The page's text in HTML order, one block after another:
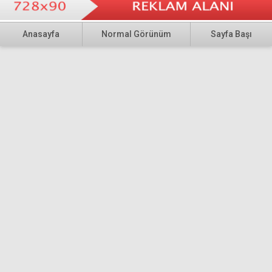
Anasayfa Normal Görünüm Sayfa Başı